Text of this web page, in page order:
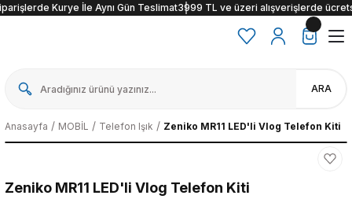
Kurye İle Aynı Gün Teslimat3999 TL ve üzeri alışverişlerde ücretsiz
ARA
Anasayfa MOBİL Telefon Işık Zeniko MR11 LED'li Vlog Telefon Kiti
Zeniko MR11 LED'li Vlog Telefon Kiti